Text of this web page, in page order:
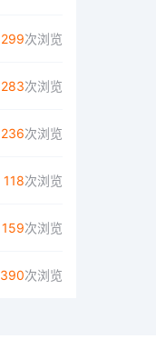
299次浏览
283次浏览
236次浏览
118次浏览
159次浏览
390次浏览